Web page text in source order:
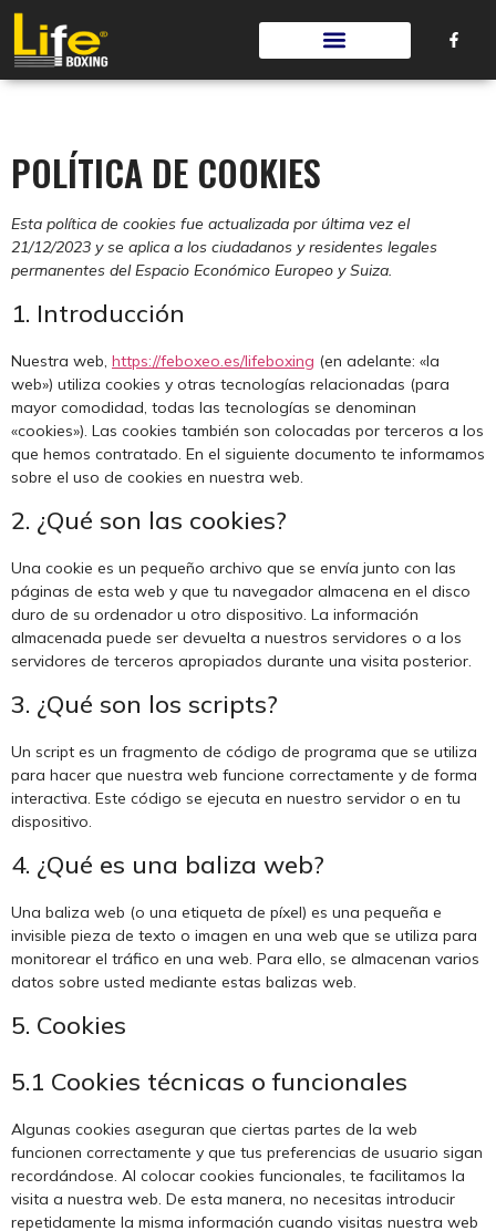
POLÍTICA DE COOKIES
Esta política de cookies fue actualizada por última vez el
21/12/2023 y se aplica a los ciudadanos y residentes legales
permanentes del Espacio Económico Europeo y Suiza.
1. Introducción
Nuestra web, https://feboxeo.es/lifeboxing (en adelante: «la
web») utiliza cookies y otras tecnologías relacionadas (para
mayor comodidad, todas las tecnologías se denominan
«cookies»). Las cookies también son colocadas por terceros a los
que hemos contratado. En el siguiente documento te informamos
sobre el uso de cookies en nuestra web.
2. ¿Qué son las cookies?
Una cookie es un pequeño archivo que se envía junto con las
páginas de esta web y que tu navegador almacena en el disco
duro de su ordenador u otro dispositivo. La información
almacenada puede ser devuelta a nuestros servidores o a los
servidores de terceros apropiados durante una visita posterior.
3. ¿Qué son los scripts?
Un script es un fragmento de código de programa que se utiliza
para hacer que nuestra web funcione correctamente y de forma
interactiva. Este código se ejecuta en nuestro servidor o en tu
dispositivo.
4. ¿Qué es una baliza web?
Una baliza web (o una etiqueta de píxel) es una pequeña e
invisible pieza de texto o imagen en una web que se utiliza para
monitorear el tráfico en una web. Para ello, se almacenan varios
datos sobre usted mediante estas balizas web.
5. Cookies
5.1 Cookies técnicas o funcionales
Algunas cookies aseguran que ciertas partes de la web
funcionen correctamente y que tus preferencias de usuario sigan
recordándose. Al colocar cookies funcionales, te facilitamos la
visita a nuestra web. De esta manera, no necesitas introducir
repetidamente la misma información cuando visitas nuestra web